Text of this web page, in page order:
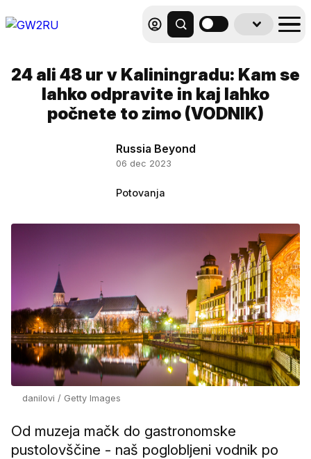
24 ali 48 ur v Kaliningradu: Kam se
lahko odpravite in kaj lahko
počnete to zimo (VODNIK)
Russia Beyond
06 dec 2023
Potovanja
danilovi / Getty Images
Od muzeja mačk do gastronomske
pustolovščine - naš poglobljeni vodnik po